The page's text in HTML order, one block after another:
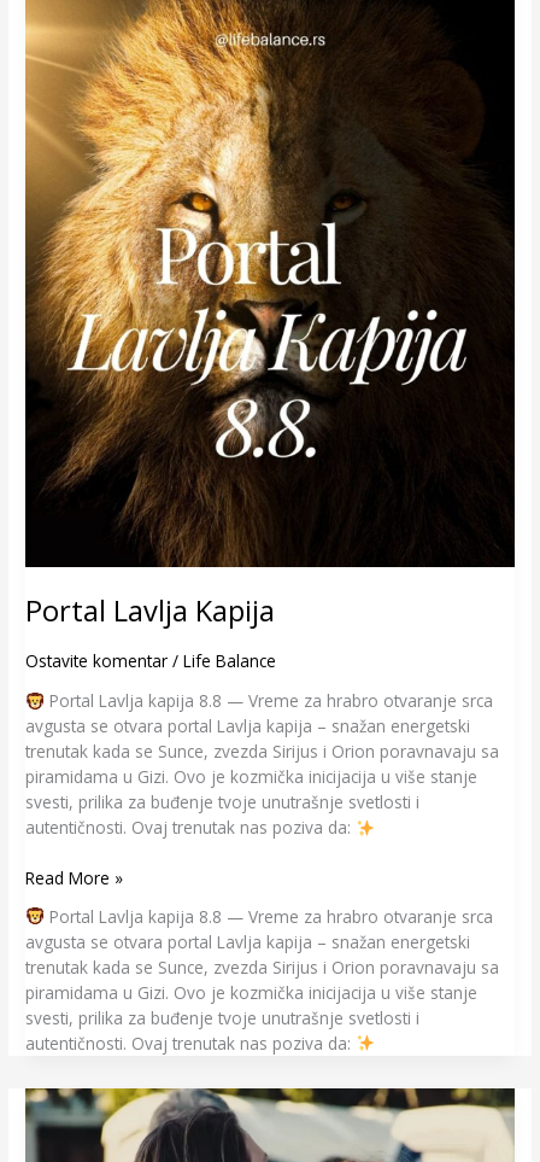
Portal Lavlja Kapija
Ostavite komentar /Life Balance
Portal Lavlja kapija 8.8 — Vreme za hrabro otvaranje srca
avgusta se otvara portal Lavlja kapija – snažan energetski
trenutak kada se Sunce, zvezda Sirijus i Orion poravnavaju sa
piramidama u Gizi. Ovo je kozmička inicijacija u više stanje
svesti, prilika za buđenje tvoje unutrašnje svetlosti i
autentičnosti. Ovaj trenutak nas poziva da:
Kapija
Read More »
Portal Lavlja kapija 8.8 — Vreme za hrabro otvaranje srca
avgusta se otvara portal Lavlja kapija – snažan energetski
trenutak kada se Sunce, zvezda Sirijus i Orion poravnavaju sa
piramidama u Gizi. Ovo je kozmička inicijacija u više stanje
svesti, prilika za buđenje tvoje unutrašnje svetlosti i
autentičnosti. Ovaj trenutak nas poziva da:
Zašto
nam